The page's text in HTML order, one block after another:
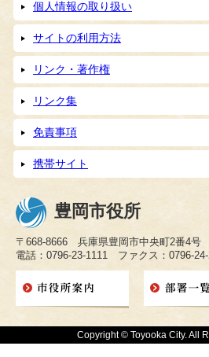
個人情報の取り扱い
サイトの利用方法
リンク・著作権
リンク集
免責事項
携帯サイト
豊岡市役所
〒668-8666 兵庫県豊岡市中央町2番4号
電話：0796-23-1111 ファクス：0796-
Copyright © Toyooka City. All